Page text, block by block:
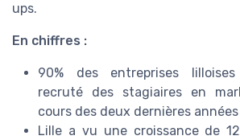
ups.
En chiffres :
90% des entreprises
recruté des stagiaires en
cours des deux dernières années
Lille a vu une croissance de